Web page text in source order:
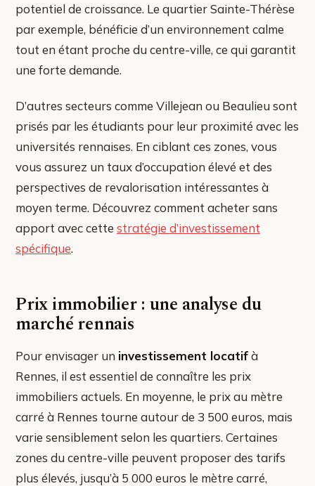
potentiel de croissance. Le quartier Sainte-Thérèse
par exemple, bénéficie d’un environnement calme
tout en étant proche du centre-ville, ce qui garantit
une forte demande.
D’autres secteurs comme Villejean ou Beaulieu sont
prisés par les étudiants pour leur proximité avec les
universités rennaises. En ciblant ces zones, vous
vous assurez un taux d’occupation élevé et des
perspectives de revalorisation intéressantes à
moyen terme. Découvrez comment acheter sans
apport avec cette stratégie d’investissement
spécifique.
Prix immobilier : une analyse du
marché rennais
Pour envisager un investissement locatifà
Rennes, il est essentiel de connaître les prix
immobiliers actuels. En moyenne, le prix au mètre
carré à Rennes tourne autour de 3 500 euros, mais
varie sensiblement selon les quartiers. Certaines
zones du centre-ville peuvent proposer des tarifs
plus élevés, jusqu’à 5 000 euros le mètre carré,